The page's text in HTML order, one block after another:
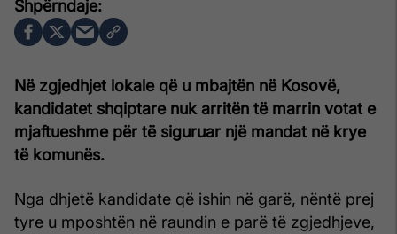
Në zgjedhjet lokale që u mbajtën në Kosovë,
kandidatet shqiptare nuk arritën të marrin votat e
mjaftueshme për të siguruar një mandat në krye
të komunës.
Nga dhjetë kandidate që ishin në garë, nëntë prej
tyre u mposhtën në raundin e parë të zgjedhjeve,